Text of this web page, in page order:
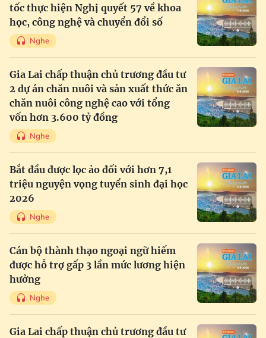
tốc thực hiện Nghị quyết 57 về khoa
học, công nghệ và chuyển đổi số
Nghe
Gia Lai chấp thuận chủ trương đầu tư
2 dự án chăn nuôi và sản xuất thức ăn
chăn nuôi công nghệ cao với tổng
vốn hơn 3.600 tỷ đồng
Nghe
Bắt đầu được lọc ảo đối với hơn 7,1
triệu nguyện vọng tuyển sinh đại học
2026
Nghe
Cán bộ thành thạo ngoại ngữ hiếm
được hỗ trợ gấp 3 lần mức lương hiện
hưởng
Nghe
Gia Lai chấp thuận chủ trương đầu tư